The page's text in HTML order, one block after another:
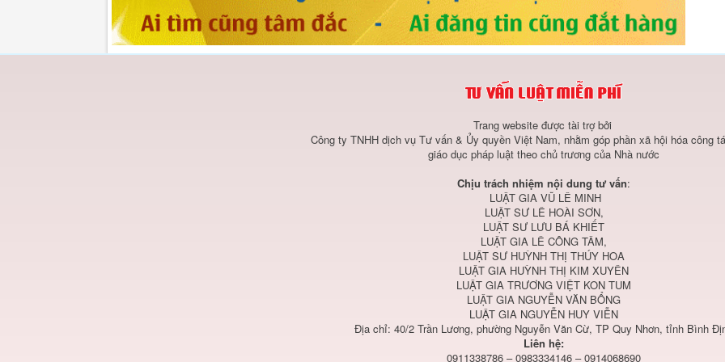
Trang website được tài trợ bởi
Công ty TNHH dịch vụ Tư vấn & Ủy quyền Việt Nam, nhằm góp phần xã hội hóa công
giáo dục pháp luật theo chủ trương của Nhà nước
Chịu trách nhiệm nội dung tư vấn:
LUẬT GIA VŨ LÊ MINH
LUẬT SƯ LÊ HOÀI SƠN,
LUẬT SƯ LƯU BÁ KHIẾT
LUẬT GIA LÊ CÔNG TÂM,
LUẬT SƯ HUỲNH THỊ THÚY HOA
LUẬT GIA HUỲNH THỊ KIM XUYÊN
LUẬT GIA TRƯƠNG VIỆT KON TUM
LUẬT GIA NGUYỄN VĂN BỔNG
LUẬT GIA NGUYỄN HUY VIỄN
Địa chỉ: 40/2 Trần Lương, phường Nguyễn Văn Cừ, TP Quy Nhơn, tỉnh Bình
Liên hệ:
0911338786 – 0983334146 – 0914068690